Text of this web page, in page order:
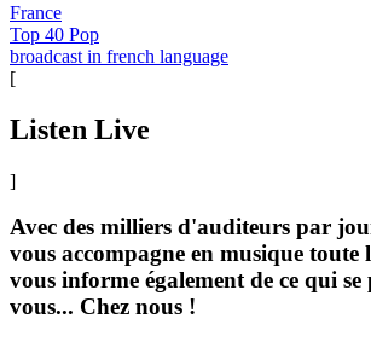
France
Top 40 Pop
broadcast in french language
[
Listen Live
]
Avec des milliers d'auditeurs par
vous accompagne en musique toute
vous informe également de ce qui se
vous... Chez nous !